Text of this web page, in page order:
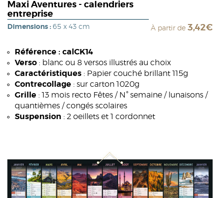
Maxi Aventures - calendriers
entreprise
Dimensions : 65 x 43 cm À partir de 3,42€
Référence : calCK14
Verso : blanc ou 8 versos illustrés au choix
Caractéristiques : Papier couché brillant 115g
Contrecollage : sur carton 1020g
Grille : 13 mois recto Fêtes / N° semaine / lunaisons /
quantièmes / congés scolaires
Suspension : 2 oeillets et 1 cordonnet